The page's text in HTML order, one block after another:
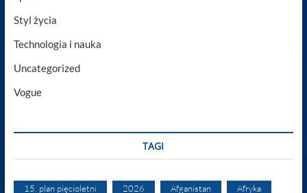
Styl życia
Technologia i nauka
Uncategorized
Vogue
TAGI
15. plan pięcioletni 2026 Afganistan Afryka